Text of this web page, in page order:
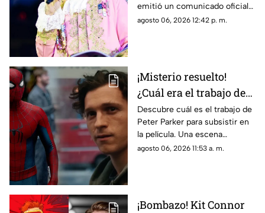
emitió un comunicado oficial
para agradecer las muestras de
agosto 06, 2026 12:42 p. m.
¡Misterio resuelto!
¿Cuál era el trabajo de
Peter Parker en Spider-
man: Brand New Day?
Descubre cuál es el trabajo de
Peter Parker para subsistir en
la película. Una escena
eliminada aclara las dudas de
agosto 06, 2026 11:53 a. m.
¡Bombazo! Kit Connor